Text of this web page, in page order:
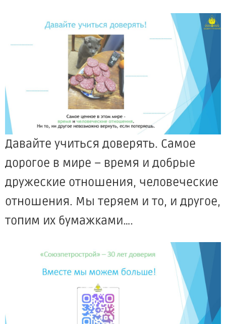
Давайте учиться доверять. Самое
дорогое в мире – время и добрые
дружеские отношения, человеческие
отношения. Мы теряем и то, и другое,
топим их бумажками….